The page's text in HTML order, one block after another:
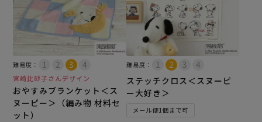
難易度：
宮崎比砂子さんデザイン
おやすみブランケット＜ス
ヌーピー＞（編み物 材料セ
ット）
難易度：
ステッチクロス＜スヌーピ
ー大好き＞
メール便1個まで可